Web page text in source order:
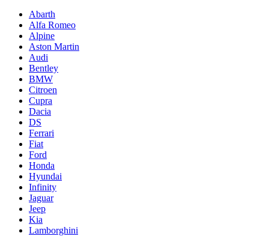
Abarth
Alfa Romeo
Alpine
Aston Martin
Audi
Bentley
BMW
Citroen
Cupra
Dacia
DS
Ferrari
Fiat
Ford
Honda
Hyundai
Infinity
Jaguar
Jeep
Kia
Lamborghini